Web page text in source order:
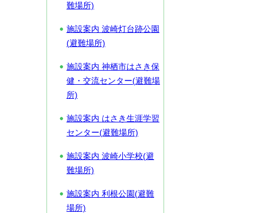
難場所)
施設案内 波崎灯台跡公園
(避難場所)
施設案内 神栖市はさき保
健・交流センター(避難場
所)
施設案内 はさき生涯学習
センター(避難場所)
施設案内 波崎小学校(避
難場所)
施設案内 利根公園(避難
場所)